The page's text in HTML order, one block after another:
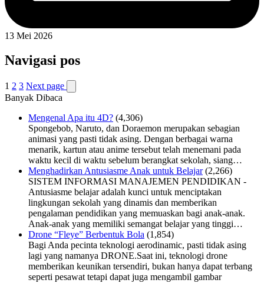
13 Mei 2026
Navigasi pos
1 2 3 Next page
Banyak Dibaca
Mengenal Apa itu 4D? (4,306)
Spongebob, Naruto, dan Doraemon merupakan sebagian
animasi yang pasti tidak asing. Dengan berbagai warna
menarik, kartun atau anime tersebut telah menemani pada
waktu kecil di waktu sebelum berangkat sekolah, siang…
Menghadirkan Antusiasme Anak untuk Belajar (2,266)
SISTEM INFORMASI MANAJEMEN PENDIDIKAN -
Antusiasme belajar adalah kunci untuk menciptakan
lingkungan sekolah yang dinamis dan memberikan
pengalaman pendidikan yang memuaskan bagi anak-anak.
Anak-anak yang memiliki semangat belajar yang tinggi…
Drone “Fleye” Berbentuk Bola (1,854)
Bagi Anda pecinta teknologi aerodinamic, pasti tidak asing
lagi yang namanya DRONE.Saat ini, teknologi drone
memberikan keunikan tersendiri, bukan hanya dapat terbang
seperti pesawat tetapi dapat juga mengambil gambar